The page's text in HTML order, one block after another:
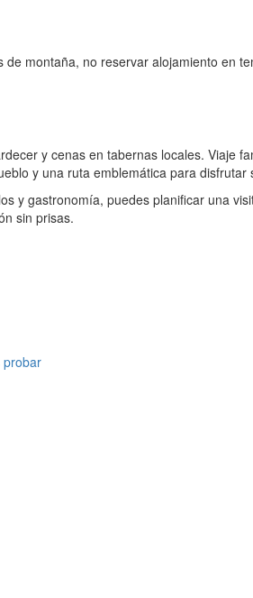
montaña, no reservar alojamiento en
y cenas en tabernas locales. Viaje
y una ruta emblemática para disfrutar
y gastronomía, puedes planificar una
sin prisas.
probar